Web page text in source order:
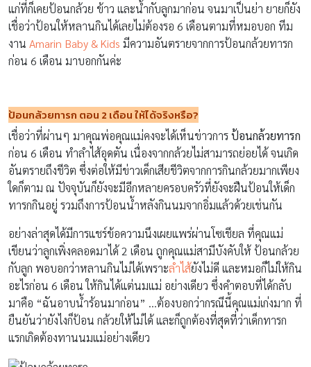
แก่ที่ก็เคยป้อนกล้วย ข้าว และน้ำกับลูกมาก่อน จนมาเป็นย่า ยายก็ยัง
เชื่อว่าป้อนให้หลานกินได้เลยไม่ต้องรอ 6 เดือนตามที่หมอบอก ทีม
งาน Amarin Baby & Kids มีความอันตรายจากการป้อนกล้วยทารก
ก่อน 6 เดือน มาบอกกันค่ะ
ป้อนกล้วยทารก ตอน 2 เดือน ให้ได้จริงหรือ?
เชื่อว่าที่ผ่านๆ มาคุณพ่อคุณแม่คงจะได้เห็นข่าวการป้อนกล้วยทารก
ก่อน 6 เดือน ทำลำไส้อุดตัน เนื่องจากกล้วยไม่สามารถย่อยได้ จนเกิด
อันตรายถึงชีวิต ซึ่งต่อให้มีข่าวเด็กเสียชีวิตจากการกินกล้วยมากเพียง
ใดก็ตาม ณ ปัจจุบันก็ยังจะมีอีกหลายครอบครัวที่ยังจะฝืนป้อนให้เด็ก
ทารกกินอยู่ รวมถึงการป้อนน้ำหลังกินนมจากอิ่มแล้วด้วยเช่นกัน
อย่างล่าสุดได้มีการแชร์ข้อความนึงเผยแพร่ผ่านโซเชียล ที่คุณแม่
เขียนว่าลูกเพิ่งคลอดมาได้ 2 เดือน ถูกคุณแม่สามีบังคับให้ ป้อนกล้วย
กับลูก พอบอกว่าหลานกินไม่ได้เพราะลำไส้ยังไม่ดี และหมอก็ไม่ให้กิน
อะไรก่อน 6 เดือน ให้กินได้แต่นมแม่ อย่างเดียว ซึ่งคำตอบที่ได้กลับ
มาคือ “ฉันอาบน้ำร้อนมาก่อน” …ต้องบอกว่ากรณีนี้คุณแม่เก่งมาก ที่
ยืนยันว่ายังไงก็ป้อน กล้วยให้ไม่ได้ และก็ถูกต้องที่สุดที่ว่าเด็กทารก
แรกเกิดต้องทานนมแม่อย่างเดียว